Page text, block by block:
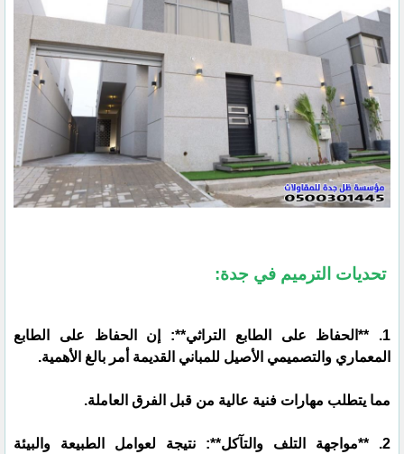
تحديات الترميم في جدة:
1. **الحفاظ على الطابع التراثي**: إن الحفاظ على الطابع
المعماري والتصميمي الأصيل للمباني القديمة أمر بالغ الأهمية.
مما يتطلب مهارات فنية عالية من قبل الفرق العاملة.
2. **مواجهة التلف والتآكل**: نتيجة لعوامل الطبيعة والبيئة